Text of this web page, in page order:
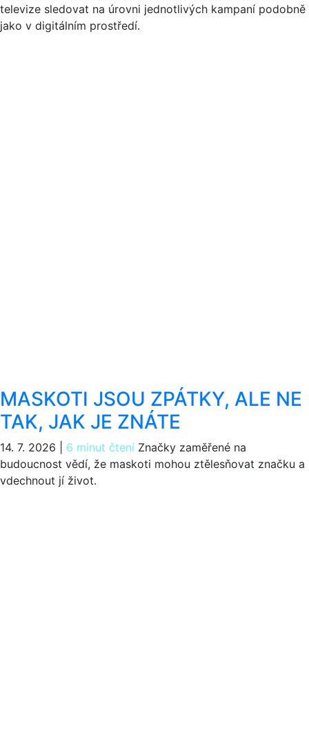
televize sledovat na úrovni jednotlivých kampaní podobně
jako v digitálním prostředí.
MASKOTI JSOU ZPÁTKY, ALE NE
TAK, JAK JE ZNÁTE
14. 7. 2026 6 minut čtení Značky zaměřené na
budoucnost vědí, že maskoti mohou ztělesňovat značku a
vdechnout jí život.